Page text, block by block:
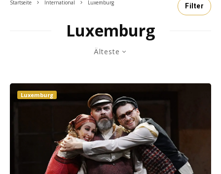
Startseite International Luxemburg Filter
Luxemburg
Älteste
Luxemburg